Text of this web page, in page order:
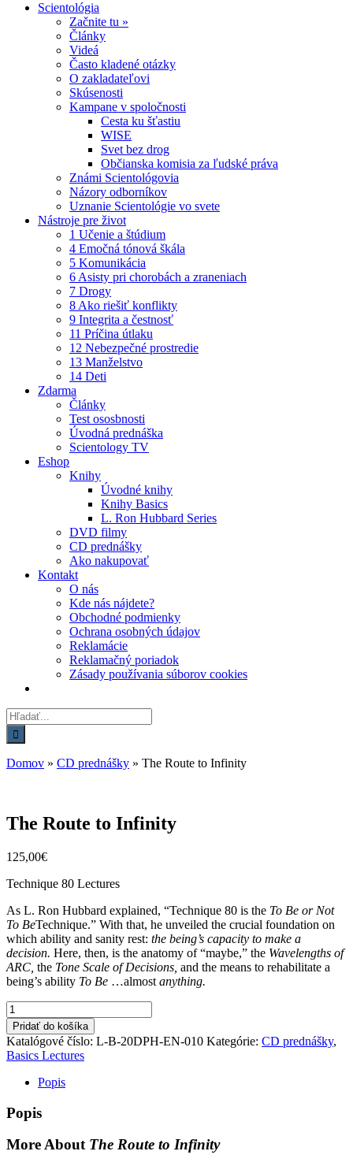
Scientológia
Začnite tu »
Články
Videá
Často kladené otázky
O zakladateľovi
Skúsenosti
Kampane v spoločnosti
Cesta ku šťastiu
WISE
Svet bez drog
Občianska komisia za ľudské práva
Známi Scientológovia
Názory odborníkov
Uznanie Scientológie vo svete
Nástroje pre život
1 Učenie a štúdium
4 Emočná tónová škála
5 Komunikácia
6 Asisty pri chorobách a zraneniach
7 Drogy
8 Ako riešiť konflikty
9 Integrita a čestnosť
11 Príčina útlaku
12 Nebezpečné prostredie
13 Manželstvo
14 Deti
Zdarma
Články
Test ososbnosti
Úvodná prednáška
Scientology TV
Eshop
Knihy
Úvodné knihy
Knihy Basics
L. Ron Hubbard Series
DVD filmy
CD prednášky
Ako nakupovať
Kontakt
O nás
Kde nás nájdete?
Obchodné podmienky
Ochrana osobných údajov
Reklamácie
Reklamačný poriadok
Zásady používania súborov cookies
Hľadať:
Domov » CD prednášky » The Route to Infinity
The Route to Infinity
125,00€
Technique 80 Lectures
As L. Ron Hubbard explained, “Technique 80 is the To Be or Not
To BeTechnique.” With that, he unveiled the crucial foundation on
which ability and sanity rest: the being’s capacity to make a
decision. Here, then, is the anatomy of “maybe,” the Wavelengths of
ARC, the Tone Scale of Decisions, and the means to rehabilitate a
being’s ability To Be …almost anything.
množstvo
The
Route
to
Infinity
Pridať do košíka
Katalógové číslo: L-B-20DPH-EN-010 Kategórie: CD prednášky,
Basics Lectures
Popis
Popis
More About The Route to Infinity